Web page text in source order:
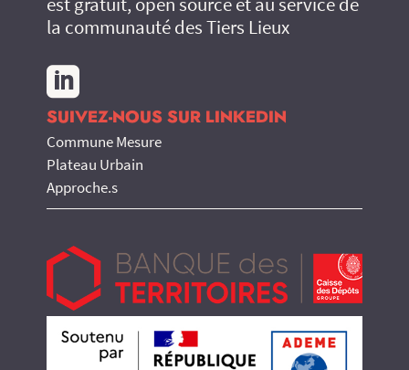
la communauté des Tiers Lieux

SUIVEZ-NOUS SUR LINKEDIN
Commune Mesure
Plateau Urbain
Approche.s